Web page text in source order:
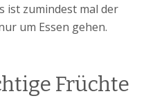
ist zumindest mal der
um Essen gehen.
Früchte